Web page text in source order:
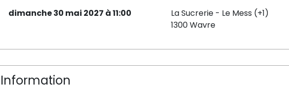
dimanche 30 mai 2027 à 11:00
La Sucrerie - Le Mess (+1)
1300 Wavre
Information